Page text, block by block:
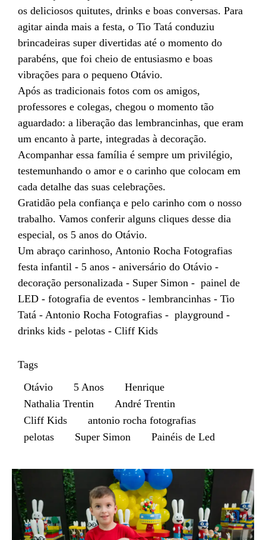
os deliciosos quitutes, drinks e boas conversas. Para
agitar ainda mais a festa, o Tio Tatá conduziu
brincadeiras super divertidas até o momento do
parabéns, que foi cheio de entusiasmo e boas
vibrações para o pequeno Otávio.
Após as tradicionais fotos com os amigos,
professores e colegas, chegou o momento tão
aguardado: a liberação das lembrancinhas, que eram
um encanto à parte, integradas à decoração.
Acompanhar essa família é sempre um privilégio,
testemunhando o amor e o carinho que colocam em
cada detalhe das suas celebrações.
Gratidão pela confiança e pelo carinho com o nosso
trabalho. Vamos conferir alguns cliques desse dia
especial, os 5 anos do Otávio.
Um abraço carinhoso, Antonio Rocha Fotografias
festa infantil - 5 anos - aniversário do Otávio -
decoração personalizada - Super Simon - painel de
LED - fotografia de eventos - lembrancinhas - Tio
Tatá - Antonio Rocha Fotografias - playground -
drinks kids - pelotas - Cliff Kids
Tags
Otávio
5 Anos
Henrique
Nathalia Trentin
André Trentin
Cliff Kids
antonio rocha fotografias
pelotas
Super Simon Painéis de Led